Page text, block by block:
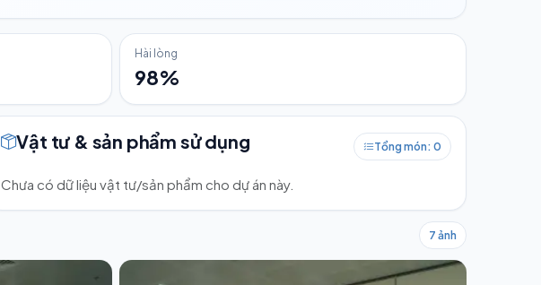
Hài lòng
98%
Vật tư & sản phẩm sử dụng Tổng món: 0
Chưa có dữ liệu vật tư/sản phẩm cho dự án này.
7 ảnh